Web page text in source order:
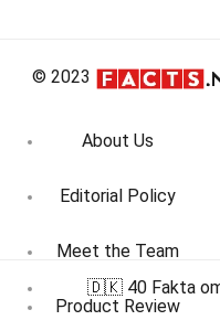
© 2023
About Us
Editorial Policy
Meet the Team
Product Review
🇩🇰 40 Fakta